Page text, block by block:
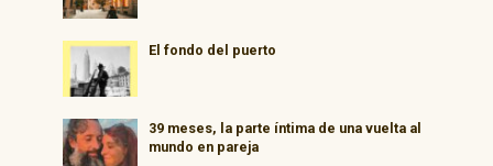
El fondo del puerto
39 meses, la parte íntima de una vuelta al
mundo en pareja